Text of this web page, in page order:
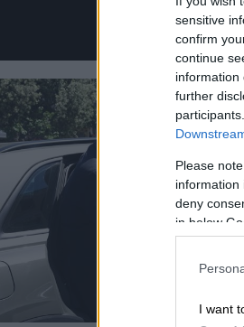
sensitive
confirm
continue
information
further
Please
information
deny
in below
I want